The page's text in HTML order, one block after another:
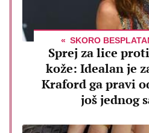
SKORO
Sprej za lice
kože: Idealan je
Kraford ga pravi
još jednog